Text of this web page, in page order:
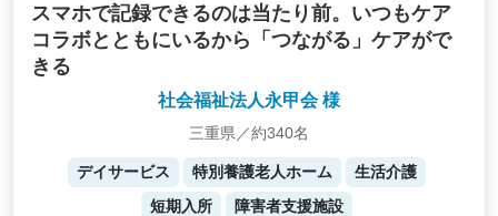
スマホで記録できるのは当たり前。いつもケア
コラボとともにいるから「つながる」ケアがで
きる
社会福祉法人永甲会 様
三重県／約340名
デイサービス 特別養護老人ホーム
生活介護
短期入所
障害者支援施設